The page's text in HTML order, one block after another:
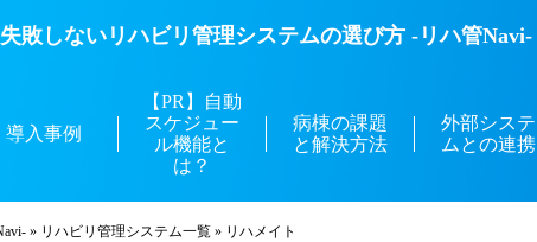
失敗しないリハビリ管理システムの選び方 -リハ管Navi-
導入事例
【PR】自動
スケジュー
ル機能と
は？
病棟の課題
と解決方法
外部システ
ムとの連携
» リハビリ管理システム一覧 » リハメイト